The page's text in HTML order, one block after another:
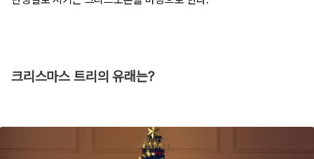
크리스마스 트리의 유래는?